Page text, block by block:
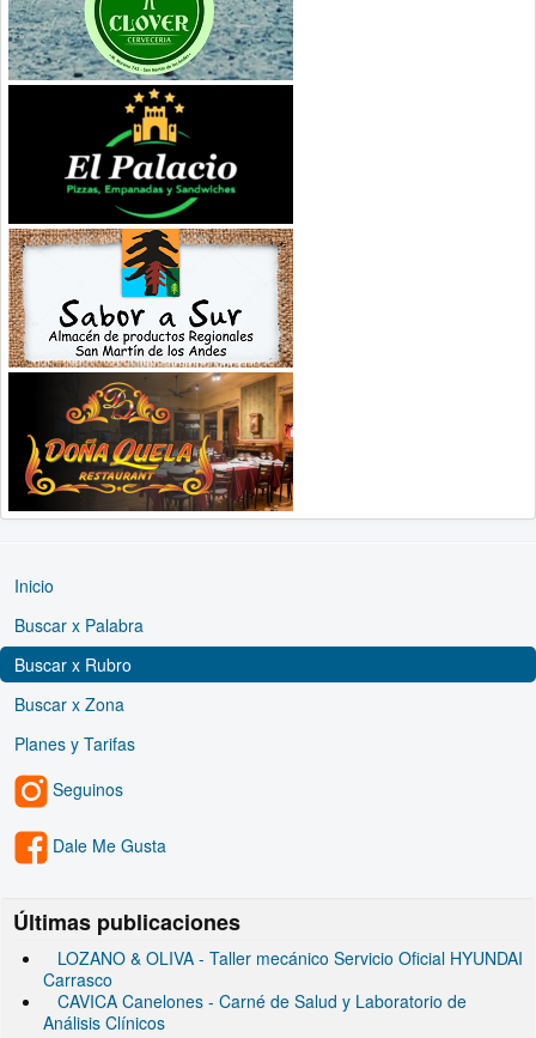
Inicio
Buscar x Palabra
Buscar x Rubro
Buscar x Zona
Planes y Tarifas
Seguinos
Dale Me Gusta
Últimas publicaciones
LOZANO & OLIVA - Taller mecánico Servicio Oficial HYUNDAI
Carrasco
CAVICA Canelones - Carné de Salud y Laboratorio de
Análisis Clínicos